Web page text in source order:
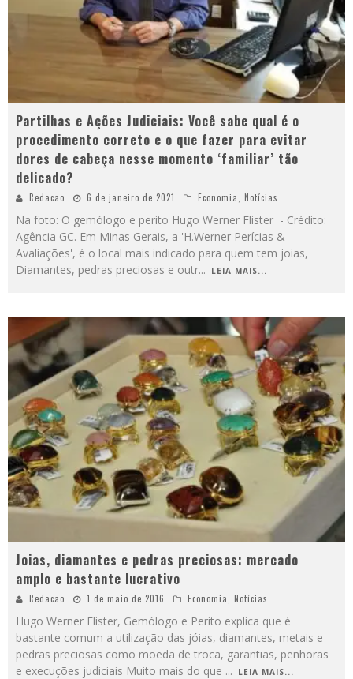
Partilhas e Ações Judiciais: Você sabe qual é o
procedimento correto e o que fazer para evitar
dores de cabeça nesse momento ‘familiar’ tão
delicado?
Redacao 6 de janeiro de 2021 Economia, Notícias
Na foto: O gemólogo e perito Hugo Werner Flister - Crédito:
Agência GC. Em Minas Gerais, a 'H.Werner Perícias &
Avaliações', é o local mais indicado para quem tem joias,
Diamantes, pedras preciosas e outr... LEIA MAIS...
Joias, diamantes e pedras preciosas: mercado
amplo e bastante lucrativo
Redacao 1 de maio de 2016 Economia Notícias
Hugo Werner Flister, Gemólogo e Perito explica que é
bastante comum a utilização das jóias, diamantes, metais e
pedras preciosas como moeda de troca, garantias, penhoras
e execuções judiciais Muito mais do que ... LEIA MAIS...